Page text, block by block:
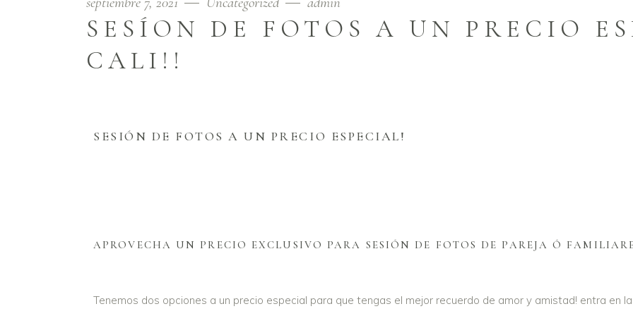
SESÍON DE FOTOS A UN PRECIO
CALI!!
SESIÓN DE FOTOS A UN PRECIO ESPECIAL!
APROVECHA UN PRECIO EXCLUSIVO PARA SESIÓN DE FOTOS DE PAREJA Ó
Tenemos dos opciones a un precio especial para que tengas el mejor recuerdo de amor y amistad! entra en